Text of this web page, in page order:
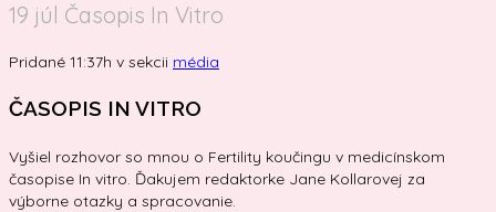
19 júl Časopis In Vitro
Pridané 11:37h v sekcii média
ČASOPIS IN VITRO
Vyšiel rozhovor so mnou o Fertility koučingu v medicínskom
časopise In vitro. Ďakujem redaktorke Jane Kollarovej za
výborne otazky a spracovanie.